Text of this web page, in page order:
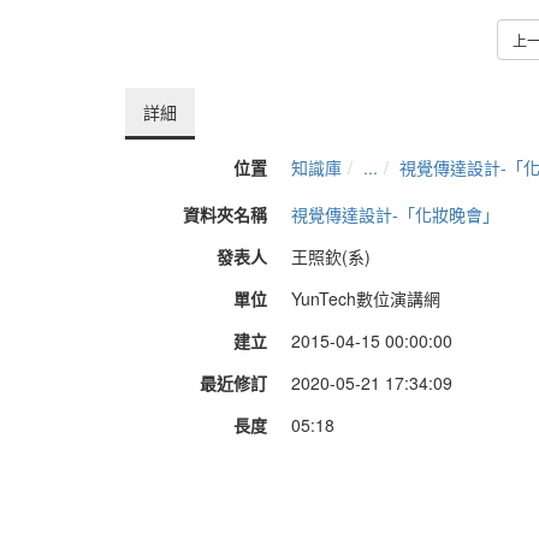
上
詳細
位置 知識庫 ...
視覺傳達設計-「化
資料夾名稱
視覺傳達設計-「化妝晚會」
發表人
王照欽(系)
單位
YunTech數位演講網
建立
2015-04-15 00:00:00
最近修訂
2020-05-21 17:34:09
長度
05:18